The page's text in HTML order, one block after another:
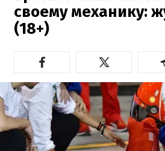
своему механику:
(18+)